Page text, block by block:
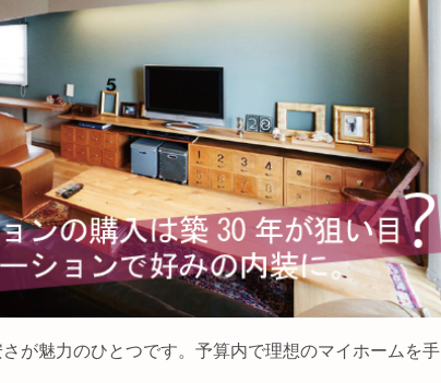
が魅力のひとつです。予算内で理想のマイホームを手